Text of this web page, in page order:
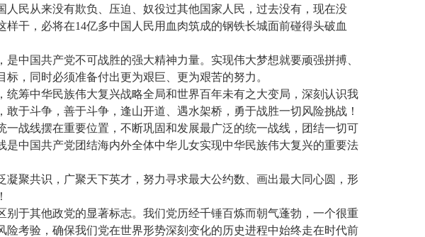
民从来没有欺负、压迫、奴役过其他国家人民，过去没有，现在没
干，必将在14亿多中国人民用血肉筑成的钢铁长城面前碰得头破血
中国共产党不可战胜的强大精神力量。实现伟大梦想就要顽强拼搏、
，同时必须准备付出更为艰巨、更为艰苦的努力。
筹中华民族伟大复兴战略全局和世界百年未有之大变局，深刻认识我
于斗争，善于斗争，逢山开道、遇水架桥，勇于战胜一切风险挑战！
战线摆在重要位置，不断巩固和发展最广泛的统一战线，团结一切可
中国共产党团结海内外全体中华儿女实现中华民族伟大复兴的重要法
聚共识，广聚天下英才，努力寻求最大公约数、画出最大同心圆，形
于其他政党的显著标志。我们党历经千锤百炼而朝气蓬勃，一个很重
考验，确保我们党在世界形势深刻变化的历史进程中始终走在时代前